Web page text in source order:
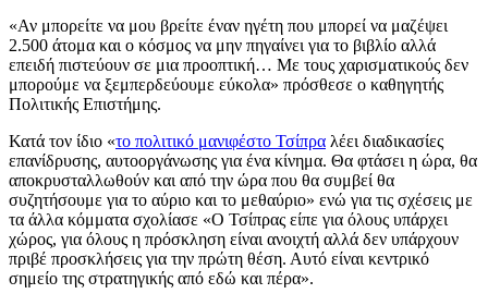
«Αν μπορείτε να μου βρείτε έναν ηγέτη που μπορεί να μαζέψει
2.500 άτομα και ο κόσμος να μην πηγαίνει για το βιβλίο αλλά
επειδή πιστεύουν σε μια προοπτική… Με τους χαρισματικούς δεν
μπορούμε να ξεμπερδεύουμε εύκολα» πρόσθεσε ο καθηγητής
Πολιτικής Επιστήμης.
Κατά τον ίδιο «το πολιτικό μανιφέστο Τσίπρα λέει διαδικασίες
επανίδρυσης, αυτοοργάνωσης για ένα κίνημα. Θα φτάσει η ώρα, θα
αποκρυσταλλωθούν και από την ώρα που θα συμβεί θα
συζητήσουμε για το αύριο και το μεθαύριο» ενώ για τις σχέσεις με
τα άλλα κόμματα σχολίασε «Ο Τσίπρας είπε για όλους υπάρχει
χώρος, για όλους η πρόσκληση είναι ανοιχτή αλλά δεν υπάρχουν
πριβέ προσκλήσεις για την πρώτη θέση. Αυτό είναι κεντρικό
σημείο της στρατηγικής από εδώ και πέρα».